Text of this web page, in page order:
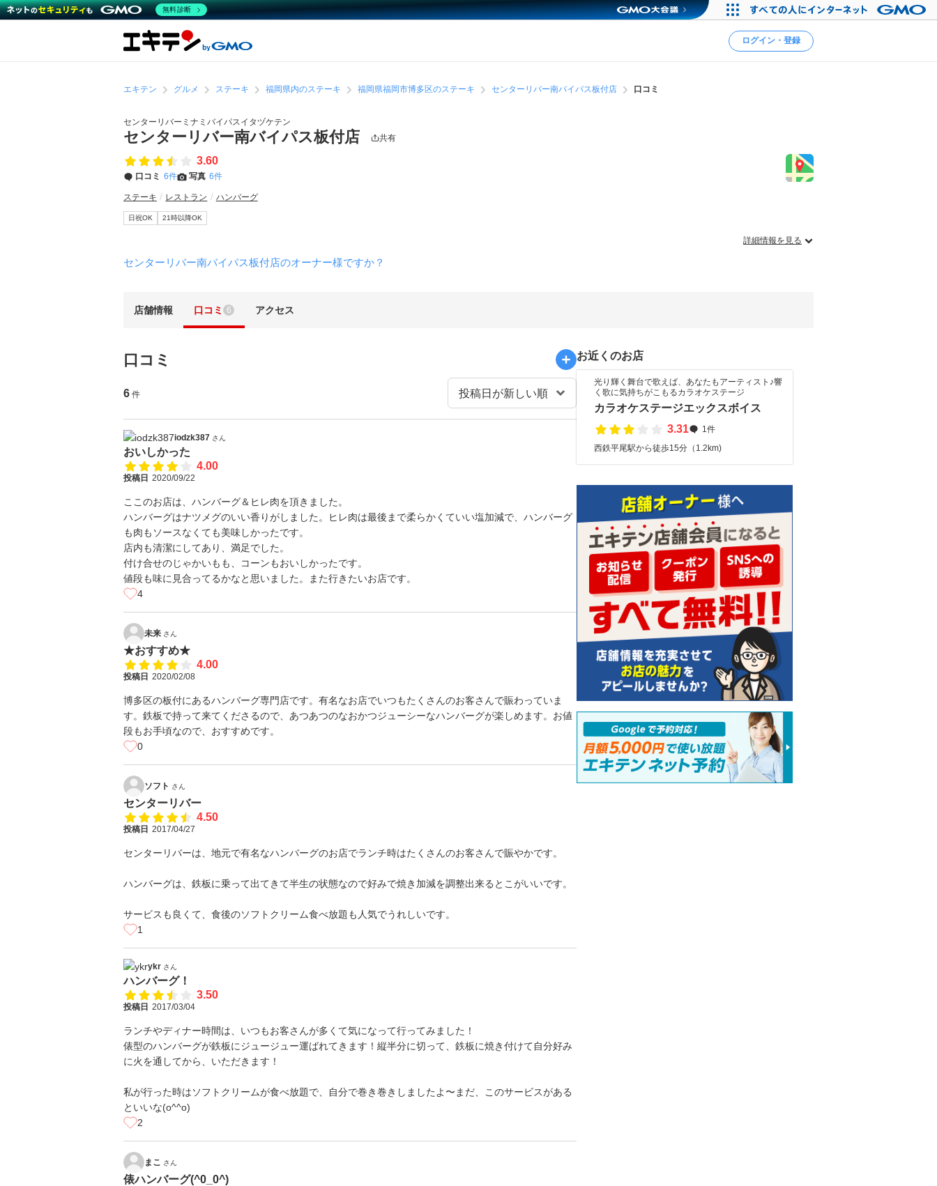
ログイン・登録
エキテン グルメ ステーキ 福岡県内のステーキ 福岡県福岡市博多区のステーキ センターリバー南バイパス板付店 口コミ
センターリバーミナミバイパスイタヅケテン
センターリバー南バイパス板付店 共有
3.60
口コミ 6件 写真 6件
ステーキ レストラン ハンバーグ
日祝OK 21時以降OK
詳細情報を見る
センターリバー南バイパス板付店のオーナー様ですか？
店舗情報 口コミ 6 アクセス
口コミ
6 件
iodzk387 さん
おいしかった
4.00
投稿日 2020/09/22
ここのお店は、ハンバーグ＆ヒレ肉を頂きました。
ハンバーグはナツメグのいい香りがしました。ヒレ肉は最後まで柔らかくていい塩加減で、ハンバーグ
も肉もソースなくても美味しかったです。
店内も清潔にしてあり、満足でした。
付け合せのじゃかいもも、コーンもおいしかったです。
値段も味に見合ってるかなと思いました。また行きたいお店です。
4
未来 さん
★おすすめ★
4.00
投稿日 2020/02/08
博多区の板付にあるハンバーグ専門店です。有名なお店でいつもたくさんのお客さんで賑わっていま
す。鉄板で持って来てくださるので、あつあつのなおかつジューシーなハンバーグが楽しめます。お値
段もお手頃なので、おすすめです。
0
ソフト さん
センターリバー
4.50
投稿日 2017/04/27
センターリバーは、地元で有名なハンバーグのお店でランチ時はたくさんのお客さんで賑やかです。
ハンバーグは、鉄板に乗って出てきて半生の状態なので好みで焼き加減を調整出来るとこがいいです。
サービスも良くて、食後のソフトクリーム食べ放題も人気でうれしいです。
1
ykr さん
ハンバーグ！
3.50
投稿日 2017/03/04
ランチやディナー時間は、いつもお客さんが多くて気になって行ってみました！
俵型のハンバーグが鉄板にジュージュー運ばれてきます！縦半分に切って、鉄板に焼き付けて自分好み
に火を通してから、いただきます！
私が行った時はソフトクリームが食べ放題で、自分で巻き巻きしましたよ〜まだ、このサービスがある
といいな(o^^o)
2
まこ さん
俵ハンバーグ(^0_0^)
お近くのお店
光り輝く舞台で歌えば、あなたもアーティスト♪響
く歌に気持ちがこもるカラオケステージ
カラオケステージエックスボイス
3.31
1件
西鉄平尾駅から徒歩15分（1.2km)
無料診断